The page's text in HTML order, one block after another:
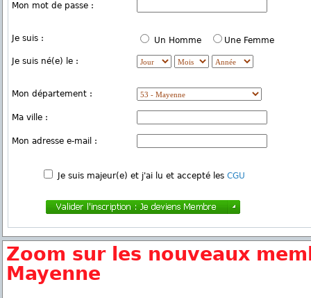
Mon mot de passe :
Je suis : Un Homme Une Femme
Je suis né(e) le :
Mon département :
Ma ville :
Mon adresse e-mail :
Je suis majeur(e) et j'ai lu et accepté les CGU
Zoom sur les nouveaux
Mayenne